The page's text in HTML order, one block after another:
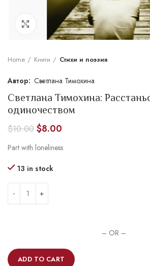
Увеличить
Home Книги Стихи и поэзия
Светлана Тимохина
Светлана Тимохина:
одиночеством
$10.00 $8.00
Part with loneliness
13 in stock
– OR –
ADD TO CART